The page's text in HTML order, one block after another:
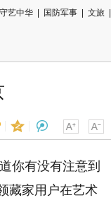
守艺中华 国防军事 文旅
用微信扫描二维码
分享至好友和朋友圈
你有没有注意到
藏家用户在艺术